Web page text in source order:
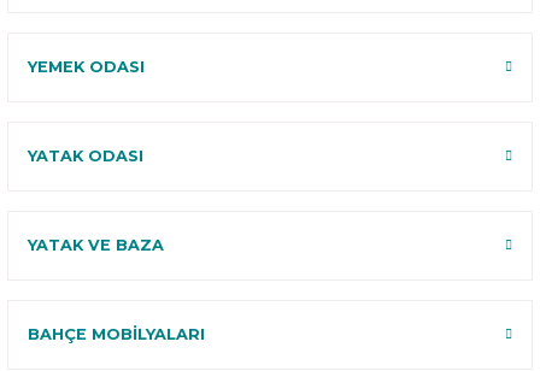
YEMEK ODASI
YATAK ODASI
YATAK VE BAZA
BAHÇE MOBİLYALARI